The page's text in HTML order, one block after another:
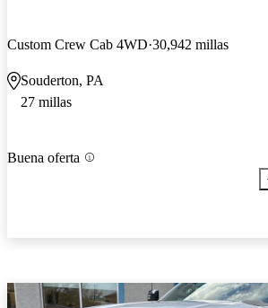
Custom Crew Cab 4WD 30,942 millas
Souderton, PA
27 millas
Buena oferta